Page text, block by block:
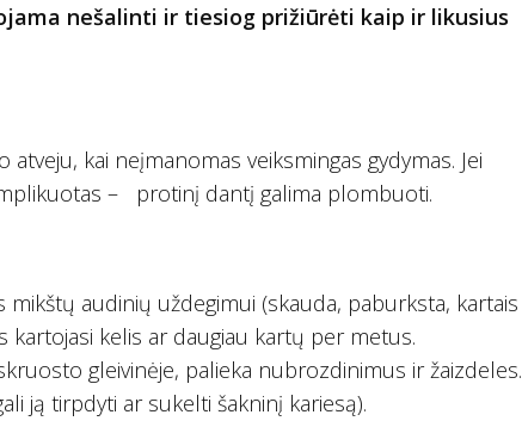
nešalinti ir tiesiog prižiūrėti kaip ir likusius
kai neįmanomas veiksmingas gydymas. Jei
– protinį dantį galima plombuoti.
mikštų audinių uždegimui (skauda, paburksta, kartais
kartojasi kelis ar daugiau kartų per metus.
gleivinėje, palieka nubrozdinimus ir žaizdeles.
ją tirpdyti ar sukelti šakninį kariesą).